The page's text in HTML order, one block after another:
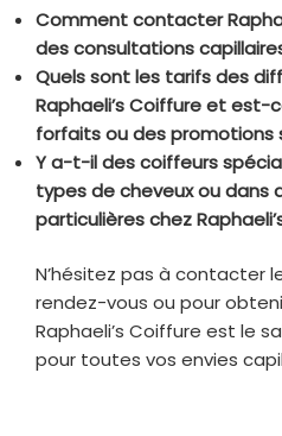
Comment contacter
des consultations
Quels sont les tarifs des
Raphaeli’s Coiffure et est-
forfaits ou des promotions
Y a-t-il des coiffeurs
types de cheveux ou dans
particulières chez
N’hésitez pas à contacter
rendez-vous ou pour
Raphaeli’s Coiffure est le
pour toutes vos envies